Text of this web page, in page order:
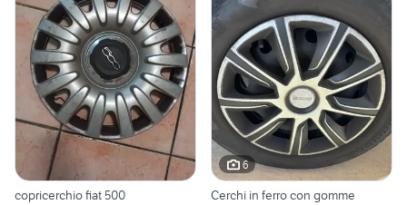
copricerchio fiat 500
6
Cerchi in ferro con gomme